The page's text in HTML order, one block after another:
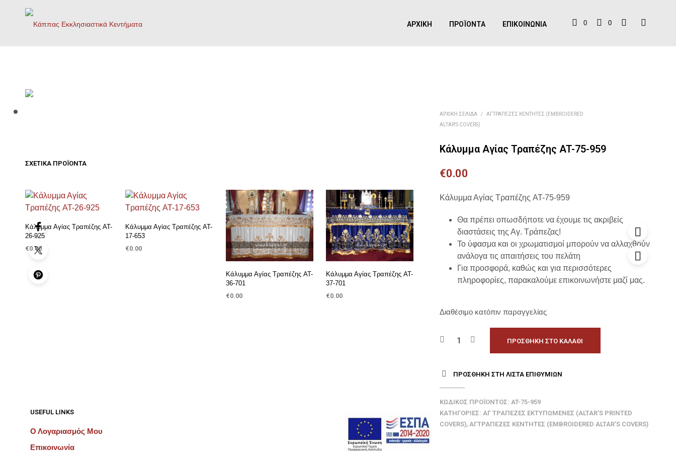
ΑΡΧΙΚΉ ΠΡΟΪΌΝΤΑ ΕΠΙΚΟΙΝΩΝΊΑ 0 0
ΑΡΧΙΚΉ ΣΕΛΊΔΑ /
ΑΓΤΡΆΠΕΖΕΣ ΚΕΝΤΗΤΈΣ (EMBROIDERED
ALTAR'S COVERS)
Κάλυμμα Αγίας Τραπέζης AT-75-959
€0.00
Κάλυμμα Αγίας Τραπέζης AT-75-959
Θα πρέπει οπωσδήποτε να έχουμε τις ακριβείς
διαστάσεις της Αγ. Τράπεζας!
Το ύφασμα και οι χρωματισμοί μπορούν να αλλαχθούν
ανάλογα τις απαιτήσεις του πελάτη
Για προσφορά, καθώς και για περισσότερες
πληροφορίες, παρακαλούμε επικοινωνήστε μαζί μας.
Διαθέσιμο κατόπιν παραγγελίας
ΠΡΟΣΘΉΚΗ ΣΤΟ ΚΑΛΆΘΙ
ΠΡΟΣΘΉΚΗ ΣΤΗ ΛΊΣΤΑ ΕΠΙΘΥΜΙΏΝ
ΚΩΔΙΚΌΣ ΠΡΟΪΌΝΤΟΣ: AT-75-959
ΚΑΤΗΓΟΡΊΕΣ: ΑΓ ΤΡΆΠΕΖΕΣ ΕΚΤΥΠΩΜΈΝΕΣ (ALTAR'S PRINTED
COVERS), ΑΓΤΡΆΠΕΖΕΣ ΚΕΝΤΗΤΈΣ (EMBROIDERED ALTAR'S COVERS)
ΣΧΕΤΙΚΆ ΠΡΟΪΌΝΤΑ
Κάλυμμα Αγίας Τραπέζης AT-
26-925
€0.00
Κάλυμμα Αγίας Τραπέζης AT-
17-653
€0.00
Κάλυμμα Αγίας Τραπέζης AT-
36-701
€0.00
Κάλυμμα Αγίας Τραπέζης AT-
37-701
€0.00
USEFUL LINKS
Ο Λογαριασμός Μου
Επικοινωνία